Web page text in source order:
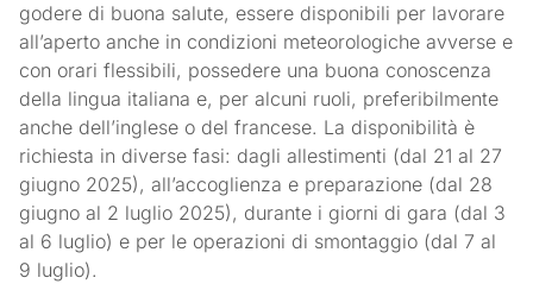
godere di buona salute, essere disponibili per lavorare
all’aperto anche in condizioni meteorologiche avverse e
con orari flessibili, possedere una buona conoscenza
della lingua italiana e, per alcuni ruoli, preferibilmente
anche dell’inglese o del francese. La disponibilità è
richiesta in diverse fasi: dagli allestimenti (dal 21 al 27
giugno 2025), all’accoglienza e preparazione (dal 28
giugno al 2 luglio 2025), durante i giorni di gara (dal 3
al 6 luglio) e per le operazioni di smontaggio (dal 7 al
9 luglio).